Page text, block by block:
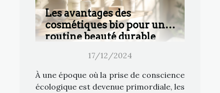
Les avantages des
cosmétiques bio pour une
routine beauté durable
17/12/2024
À une époque où la prise de conscience
écologique est devenue primordiale, les